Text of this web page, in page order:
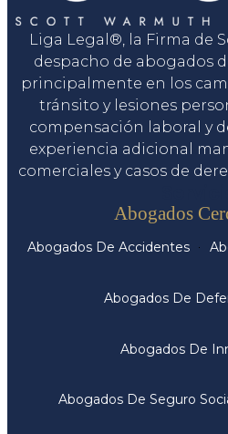
Liga Legal®, la Firma de
despacho de abogados
principalmente en los
tránsito y lesiones
compensación laboral y
experiencia adicional
comerciales y casos de
Abogados
Abogados De Accidentes
Abogados De
Abogados De
Abogados De Seguro